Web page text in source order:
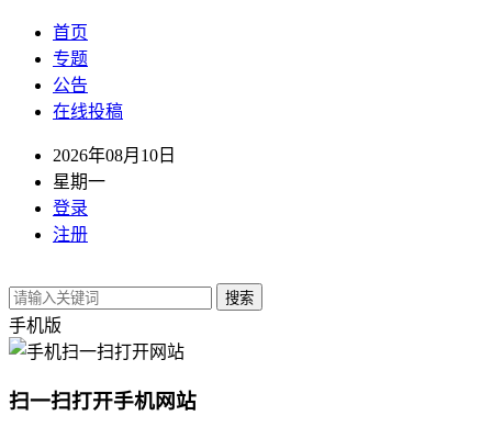
首页
专题
公告
在线投稿
2026年08月10日
星期一
登录
注册
搜索
手机版
扫一扫打开手机网站